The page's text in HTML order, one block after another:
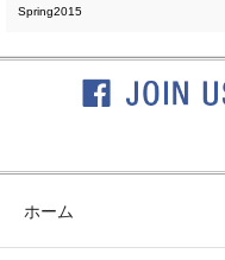
Spring2015
ホーム